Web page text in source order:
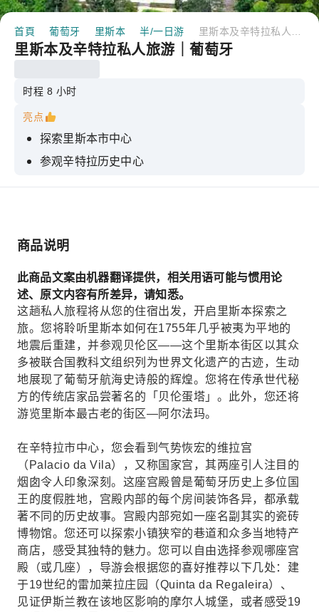
首頁 葡萄牙 里斯本 半/一日游
里斯本及辛特拉私人旅游｜葡萄牙
时程 8 小时
亮点
探索里斯本市中心
参观辛特拉历史中心
选择参观辛特拉的哪座宫殿
商品说明
此商品文案由机器翻译提供，相关用语可能与惯用论
述、原文内容有所差异，请知悉。
这趟私人旅程将从您的住宿出发，开启里斯本探索之
旅。您将聆听里斯本如何在1755年几乎被夷为平地的
地震后重建，并参观贝伦区——这个里斯本街区以其众
多被联合国教科文组织列为世界文化遗产的古迹，生动
地展现了葡萄牙航海史诗般的辉煌。您将在传承世代秘
方的传统店家品尝著名的「贝伦蛋塔」。此外，您还将
游览里斯本最古老的街区—阿尔法玛。
在辛特拉市中心，您会看到气势恢宏的维拉宫
（Palacio da Vila），又称国家宫，其两座引人注目的
烟囱令人印象深刻。这座宫殿曾是葡萄牙历史上多位国
王的度假胜地，宫殿内部的每个房间装饰各异，都承载
著不同的历史故事。宫殿内部宛如一座名副其实的瓷砖
博物馆。您还可以探索小镇狭窄的巷道和众多当地特产
商店，感受其独特的魅力。您可以自由选择参观哪座宫
殿（或几座），导游会根据您的喜好推荐以下几处：建
于19世纪的雷加莱拉庄园（Quinta da Regaleira）、
见证伊斯兰教在该地区影响的摩尔人城堡，或者感受19